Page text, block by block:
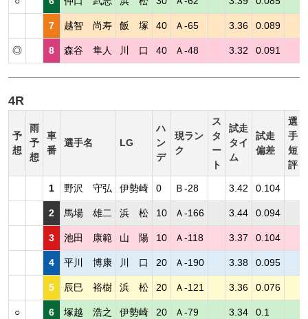
7 越智 尚寿 飯 塚 40 Ａ-65 3.36 0.089
◎ 8 森谷 隼人 川 口 40 Ａ-48 3.32 0.091
4R
予
想
雨
予
想
車
番
選手名 LG
ハ
ン
デ
現ラン
ク
ス
タ
ー
ト
試走
タイ
ム
試走
偏差
選
手
短
評
1 野沢 守弘 伊勢崎 0 Ｂ-28 3.42 0.104
2 馬場 雄二 浜 松 10 Ａ-166 3.44 0.094
3 池田 康範 山 陽 10 Ａ-118 3.37 0.104
4 平川 博康 川 口 20 Ａ-190 3.38 0.095
5 辰巳 裕樹 浜 松 20 Ａ-121 3.36 0.076
○ 6 塚越 浩之 伊勢崎 20 Ａ-79 3.34 0.1